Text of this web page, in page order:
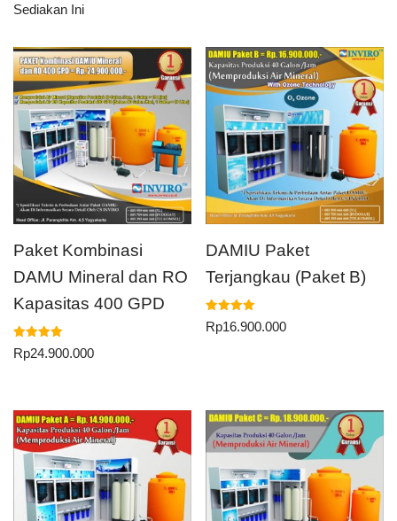
Sediakan Ini
Paket Kombinasi
DAMU Mineral dan RO
Kapasitas 400 GPD
Dinilai
5.00
Rp24.900.000
DAMIU Paket
Terjangkau (Paket B)
Dinilai
5.00
Rp16.900.000